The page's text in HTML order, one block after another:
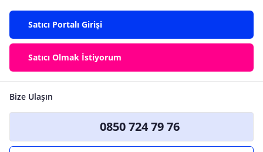
Satıcı Portalı Girişi
Satıcı Olmak İstiyorum
Bize Ulaşın
0850 724 79 76